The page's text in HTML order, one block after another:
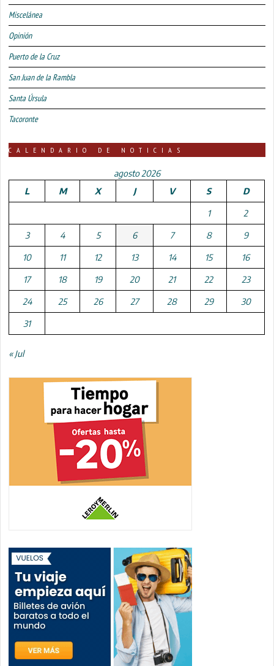
Miscelánea
Opinión
Puerto de la Cruz
San Juan de la Rambla
Santa Úrsula
Tacoronte
CALENDARIO DE NOTICIAS
agosto 2026
L
M X J V S D
1 2
3 4 5 6 7 8 9
10 11 12 13 14 15 16
17 18 19 20 21 22 23
24 25 26 27 28 29 30
31
« Jul